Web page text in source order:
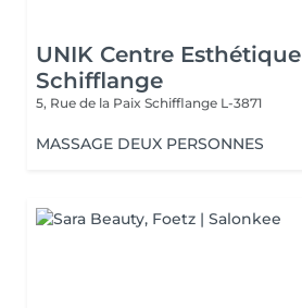
UNIK Centre Esthétique
Schifflange
5, Rue de la Paix Schifflange L-3871
MASSAGE DEUX PERSONNES